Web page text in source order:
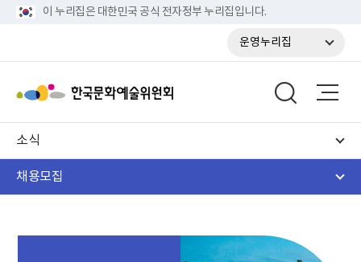
이 누리집은 대한민국 공식 전자정부 누리집입니다.
운영누리집
소식
채용모집